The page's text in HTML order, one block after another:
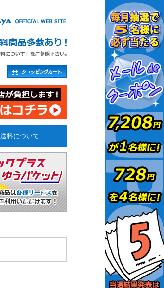
送料について